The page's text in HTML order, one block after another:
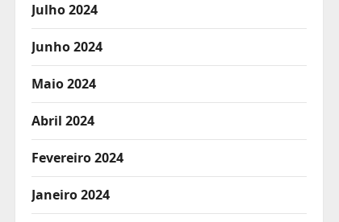
Julho 2024
Junho 2024
Maio 2024
Abril 2024
Fevereiro 2024
Janeiro 2024